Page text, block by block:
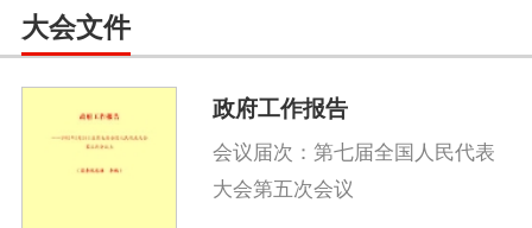
大会文件
政府工作报告
会议届次：第七届全国人民代表
大会第五次会议